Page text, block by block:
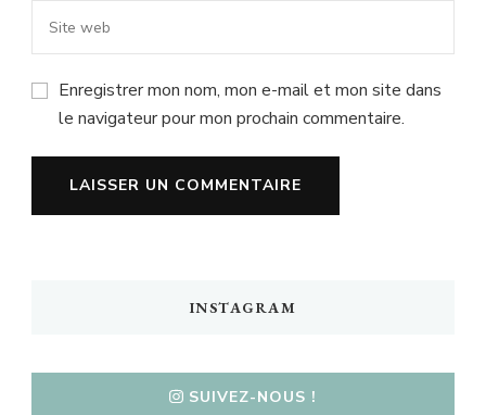
Enregistrer mon nom, mon e-mail et mon site dans
le navigateur pour mon prochain commentaire.
INSTAGRAM
SUIVEZ-NOUS !